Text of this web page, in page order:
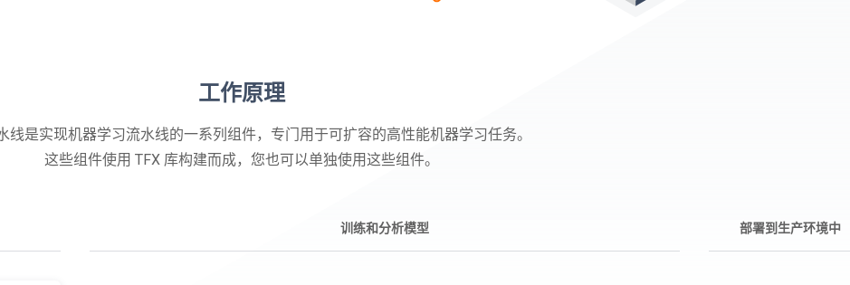
工作原理
线是实现机器学习流水线的一系列组件，专门用于可扩容的高性能机器学习任务。
这些组件使用 TFX 库构建而成，您也可以单独使用这些组件。